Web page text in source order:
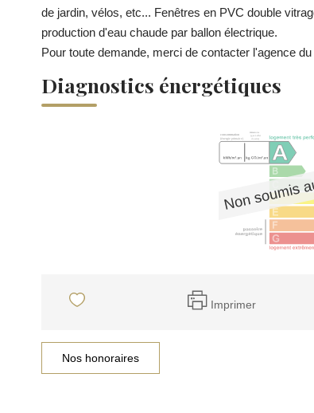
de jardin, vélos, etc... Fenêtres en PVC double
production d'eau chaude par ballon électrique.
Pour toute demande, merci de contacter l'agence
Diagnostics énergétiques
Imprimer
Nos honoraires